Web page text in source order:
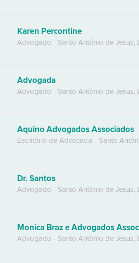
Karen Percontine
Advogado - Santo Antônio de Jesus,
Advogada
Advogado - Santo Antônio de Jesus,
Aquino Advogados Associados
Escritório de Advocacia - Santo
Dr. Santos
Advogado - Santo Antônio de Jesus,
Monica Braz e Advogados
Advogado - Santo Antônio de Jesus,